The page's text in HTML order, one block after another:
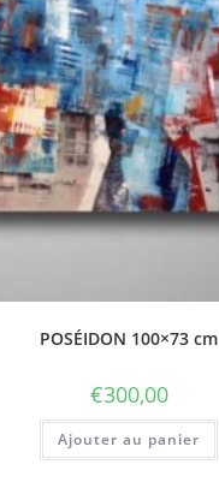
POSÉIDON 100×73 cm
€300,00
Ajouter au panier